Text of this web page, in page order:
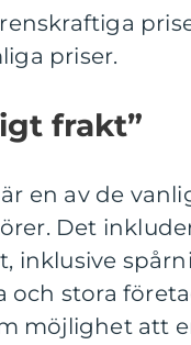
priser.
frakt”
en av de
Det
inklusive
stora
möjlighet att